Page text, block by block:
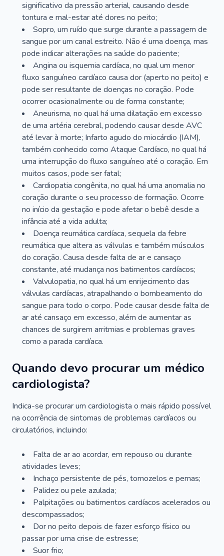
significativo da pressão arterial, causando desde
tontura e mal-estar até dores no peito;
Sopro, um ruído que surge durante a passagem de
sangue por um canal estreito. Não é uma doença, mas
pode indicar alterações na saúde do paciente;
Angina ou isquemia cardíaca, no qual um menor
fluxo sanguíneo cardíaco causa dor (aperto no peito) e
pode ser resultante de doenças no coração. Pode
ocorrer ocasionalmente ou de forma constante;
Aneurisma, no qual há uma dilatação em excesso
de uma artéria cerebral, podendo causar desde AVC
até levar à morte; Infarto agudo do miocárdio (IAM),
também conhecido como Ataque Cardíaco, no qual há
uma interrupção do fluxo sanguíneo até o coração. Em
muitos casos, pode ser fatal;
Cardiopatia congênita, no qual há uma anomalia no
coração durante o seu processo de formação. Ocorre
no início da gestação e pode afetar o bebê desde a
infância até a vida adulta;
Doença reumática cardíaca, sequela da febre
reumática que altera as válvulas e também músculos
do coração. Causa desde falta de ar e cansaço
constante, até mudança nos batimentos cardíacos;
Valvulopatia, no qual há um enrijecimento das
válvulas cardíacas, atrapalhando o bombeamento do
sangue para todo o corpo. Pode causar desde falta de
ar até cansaço em excesso, além de aumentar as
chances de surgirem arritmias e problemas graves
como a parada cardíaca.
Quando devo procurar um médico
cardiologista?
Indica-se procurar um cardiologista o mais rápido possível
na ocorrência de sintomas de problemas cardíacos ou
circulatórios, incluindo:
Falta de ar ao acordar, em repouso ou durante
atividades leves;
Inchaço persistente de pés, tornozelos e pernas;
Palidez ou pele azulada;
Palpitações ou batimentos cardíacos acelerados ou
descompassados;
Dor no peito depois de fazer esforço físico ou
passar por uma crise de estresse;
Suor frio;